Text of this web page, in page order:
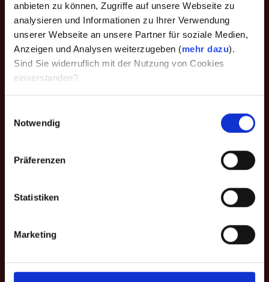
anbieten zu können, Zugriffe auf unsere Webseite zu
analysieren und Informationen zu Ihrer Verwendung
unserer Webseite an unsere Partner für soziale Medien,
Anzeigen und Analysen weiterzugeben (mehr dazu).
Sind Sie widerruflich mit der Nutzung von Cookies
einverstanden?
Notwendig
Präferenzen
Statistiken
Marketing
individuelle Termin-Absprache